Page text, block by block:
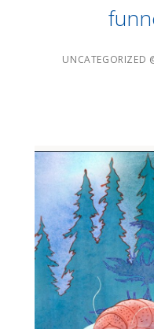
UNCATEGORIZED